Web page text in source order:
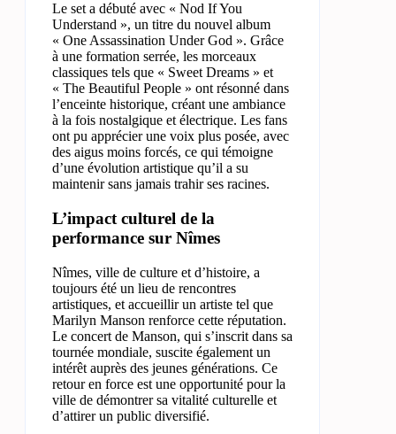
Le set a débuté avec « Nod If You
Understand », un titre du nouvel album
« One Assassination Under God ». Grâce
à une formation serrée, les morceaux
classiques tels que « Sweet Dreams » et
« The Beautiful People » ont résonné dans
l’enceinte historique, créant une ambiance
à la fois nostalgique et électrique. Les fans
ont pu apprécier une voix plus posée, avec
des aigus moins forcés, ce qui témoigne
d’une évolution artistique qu’il a su
maintenir sans jamais trahir ses racines.
L’impact culturel de la
performance sur Nîmes
Nîmes, ville de culture et d’histoire, a
toujours été un lieu de rencontres
artistiques, et accueillir un artiste tel que
Marilyn Manson renforce cette réputation.
Le concert de Manson, qui s’inscrit dans sa
tournée mondiale, suscite également un
intérêt auprès des jeunes générations. Ce
retour en force est une opportunité pour la
ville de démontrer sa vitalité culturelle et
d’attirer un public diversifié.